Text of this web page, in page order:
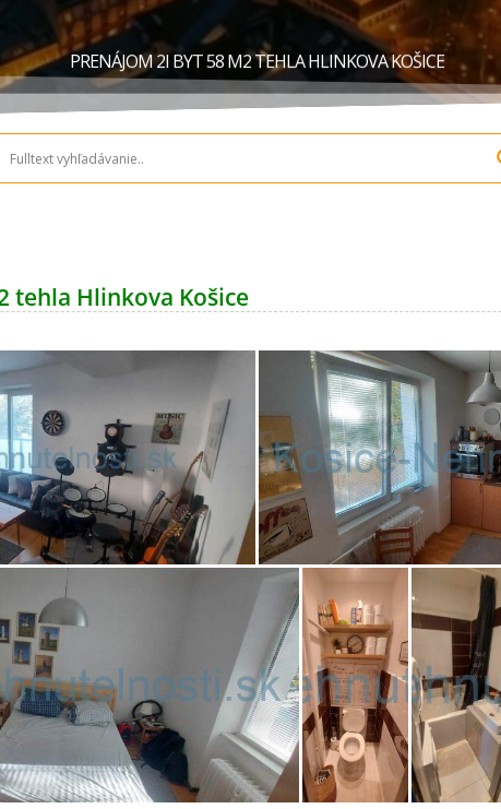
PRENÁJOM 2I BYT 58 M2 TEHLA HLINKOVA KOŠICE
tehla Hlinkova Košice